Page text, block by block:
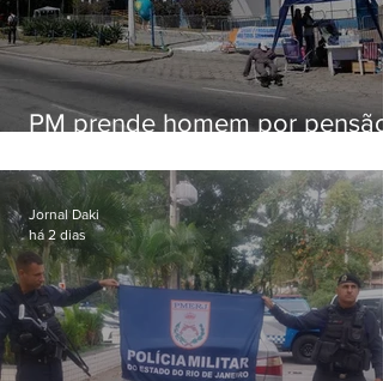
PM prende homem por pensão
Jornal Daki
há 2 dias